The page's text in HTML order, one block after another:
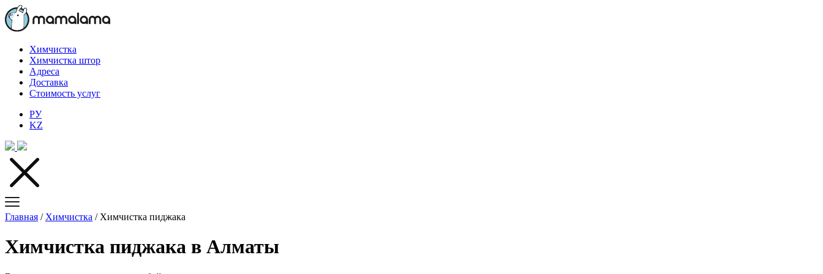
Химчистка
Химчистка штор
Адреса
Доставка
Стоимость услуг
РУ
KZ
Главная / Химчистка / Химчистка пиджака
Химчистка пиджака в Алматы